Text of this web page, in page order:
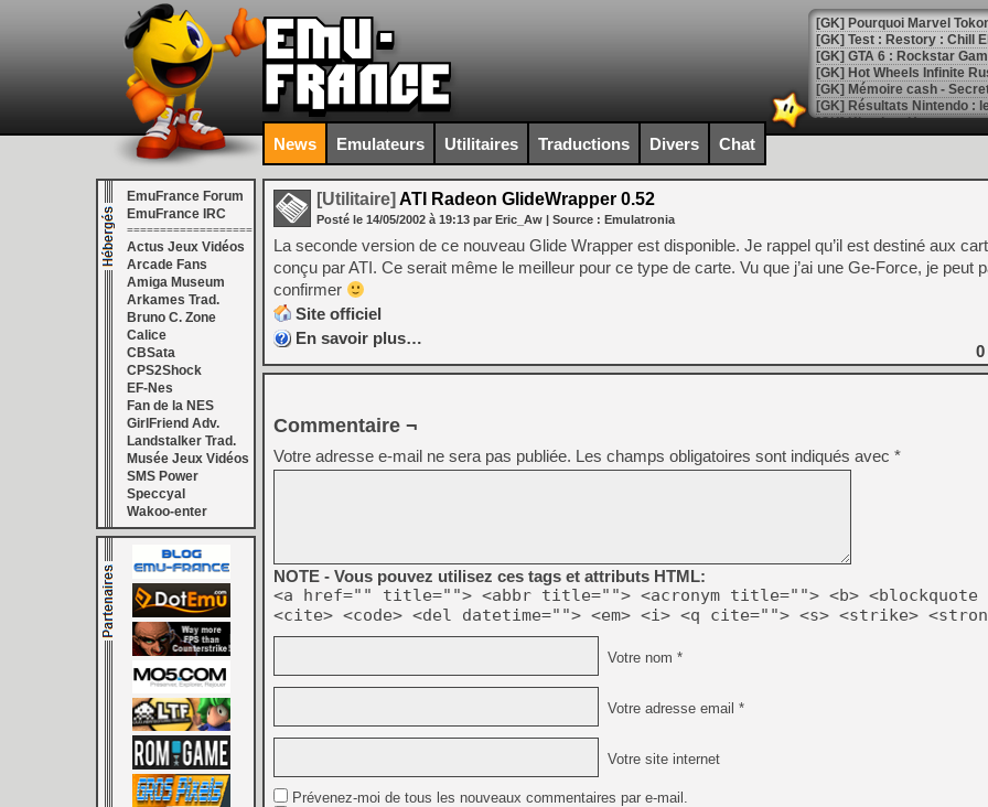
[GK] Pourquoi Marvel
[GK] Test : Restory : Chill
[GK] GTA 6 : Rockstar
[GK] Hot Wheels Infinite
[GK] Mémoire cash -
[GK] Résultats Nintendo :
[GK] Déjà des
[Mo5] Brickboy cherche à
[GK] Minecraft et ses «
[GK] Beast of
[GK] Ubisoft : fin de partie
[GK] Mémoire cash -
[GK] Dan Houser (GTA)
[GK] Comment EA Sports
[GK] Crimson Moon : un
[GK] Isle of Reveries : le
[GK] Moonlighter 2 : The
[GK] Capcom relance
[Mo5] Deux inédits du
[GK] Le beat'em up The
[GK] Endless Legend 2 :
[LS] [PS5] Le WebKit
[GK] Oubliez Crazy Taxi,
[LS] [Switch] NSZ 5.0.0
[GK] No More Room in
[GK] Un chatbot Atelier
[GK] Mémoire cash -
[GK] Nvidia : le prix des
[GK] Suikoden Star Leap
News Emulateurs Utilitaires Traductions Divers Chat
EmuFrance Forum
EmuFrance IRC
===================
Actus Jeux Vidéos
Arcade Fans
Amiga Museum
Arkames Trad.
Bruno C. Zone
Calice
CBSata
CPS2Shock
EF-Nes
Fan de la NES
GirlFriend Adv.
Landstalker Trad.
Musée Jeux Vidéos
SMS Power
Speccyal
Wakoo-enter
[Utilitaire] ATI Radeon GlideWrapper 0.52
Posté le 14/05/2002 à 19:13 par Eric_Aw | Source : Emulatronia
La seconde version de ce nouveau Glide Wrapper est disponible. Je rappel qu’il est destiné aux
conçu par ATI. Ce serait même le meilleur pour ce type de carte. Vu que j’ai une Ge-Force, je peut
confirmer
Site officiel
En savoir plus…
0
Commentaire ¬
Votre adresse e-mail ne sera pas publiée. Les champs obligatoires sont indiqués avec *
NOTE - Vous pouvez utilisez ces tags et attributs HTML:
<a href="" title=""> <abbr title=""> <acronym title=""> <b> <blockquote
<cite> <code> <del datetime=""> <em> <i> <q cite=""> <s> <strike>
Votre nom *
Votre adresse email *
Votre site internet
Prévenez-moi de tous les nouveaux commentaires par e-mail.